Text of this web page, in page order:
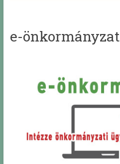
e-önkormányzat